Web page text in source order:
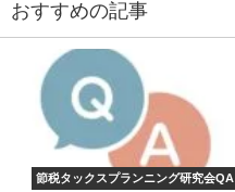
おすすめの記事
節税タックスプランニング研究会QA